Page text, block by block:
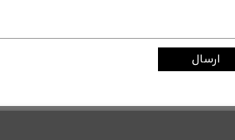
ارسال